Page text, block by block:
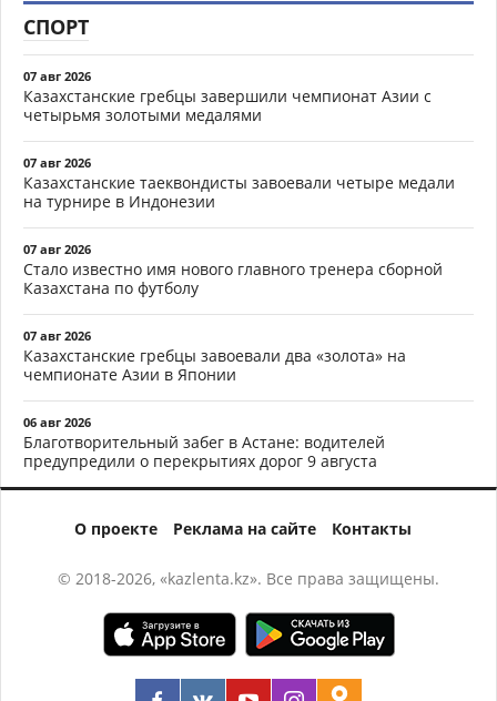
СПОРТ
07 авг 2026
Казахстанские гребцы завершили чемпионат Азии с
четырьмя золотыми медалями
07 авг 2026
Казахстанские таеквондисты завоевали четыре медали
на турнире в Индонезии
07 авг 2026
Стало известно имя нового главного тренера сборной
Казахстана по футболу
07 авг 2026
Казахстанские гребцы завоевали два «золота» на
чемпионате Азии в Японии
06 авг 2026
Благотворительный забег в Астане: водителей
предупредили о перекрытиях дорог 9 августа
О проекте Реклама на сайте Контакты
© 2018-2026, «kazlenta.kz». Все права защищены.